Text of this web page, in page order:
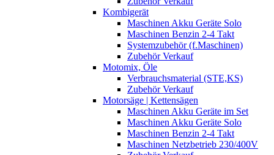
Kombigerät
Maschinen Akku Geräte Solo
Maschinen Benzin 2-4 Takt
Systemzubehör (f.Maschinen)
Zubehör Verkauf
Motomix, Öle
Verbrauchsmaterial (STE,KS)
Zubehör Verkauf
Motorsäge | Kettensägen
Maschinen Akku Geräte im Set
Maschinen Akku Geräte Solo
Maschinen Benzin 2-4 Takt
Maschinen Netzbetrieb 230/400V